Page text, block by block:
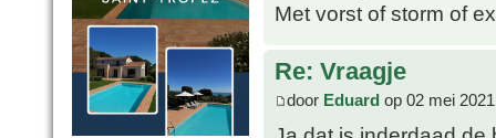
Met vorst of storm of
Re: Vraagje
door Eduard op 02 mei